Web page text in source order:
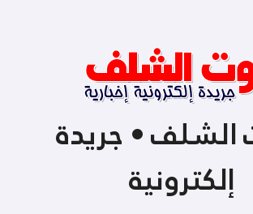
• جريدة
إلكترونية